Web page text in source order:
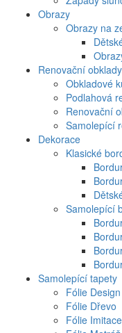
Obrazy
Obrazy na
Renovační
Obkladové
Podlahová
Renovační
Samolepící
Dekorace
Klasické
Samolepící
Samolepící tapety
Fólie Design
Fólie Dřevo
Fólie